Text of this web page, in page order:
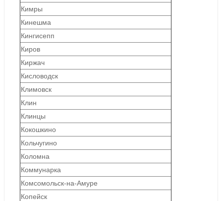
Кимры
Кинешма
Кингисепп
Киров
Киржач
Кисловодск
Климовск
Клин
Клинцы
Кокошкино
Кольчугино
Коломна
Коммунарка
Комсомольск-на-Амуре
Копейск